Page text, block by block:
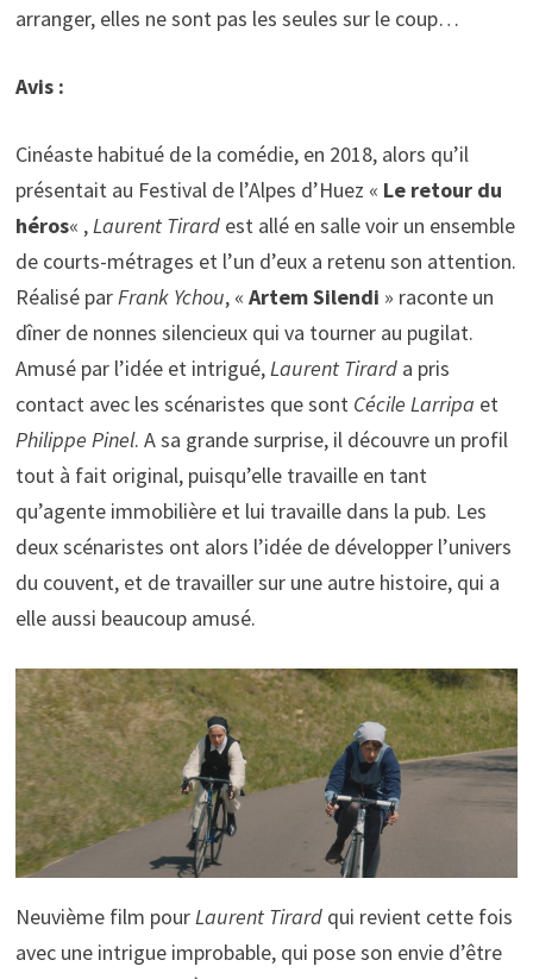
arranger, elles ne sont pas les seules sur le coup…
Avis :
Cinéaste habitué de la comédie, en 2018, alors qu’il
présentait au Festival de l’Alpes d’Huez « Le retour du
héros« , Laurent Tirardest allé en salle voir un ensemble
de courts-métrages et l’un d’eux a retenu son attention.
Réalisé par Frank Ychou, « Artem Silendi » raconte un
dîner de nonnes silencieux qui va tourner au pugilat.
Amusé par l’idée et intrigué, Laurent Tirarda pris
contact avec les scénaristes que sont Cécile Larripa et
Philippe Pinel. A sa grande surprise, il découvre un profil
tout à fait original, puisqu’elle travaille en tant
qu’agente immobilière et lui travaille dans la pub. Les
deux scénaristes ont alors l’idée de développer l’univers
du couvent, et de travailler sur une autre histoire, qui a
elle aussi beaucoup amusé.
Neuvième film pour Laurent Tirardqui revient cette fois
avec une intrigue improbable, qui pose son envie d’être